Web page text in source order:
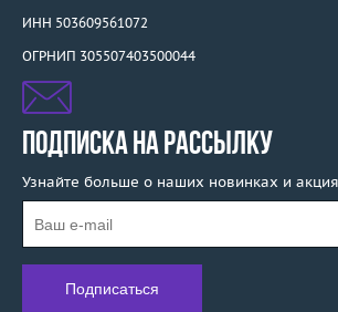
ИНН 503609561072
ОГРНИП 305507403500044
ПОДПИСКА НА РАССЫЛКУ
Узнайте больше о наших новинках и